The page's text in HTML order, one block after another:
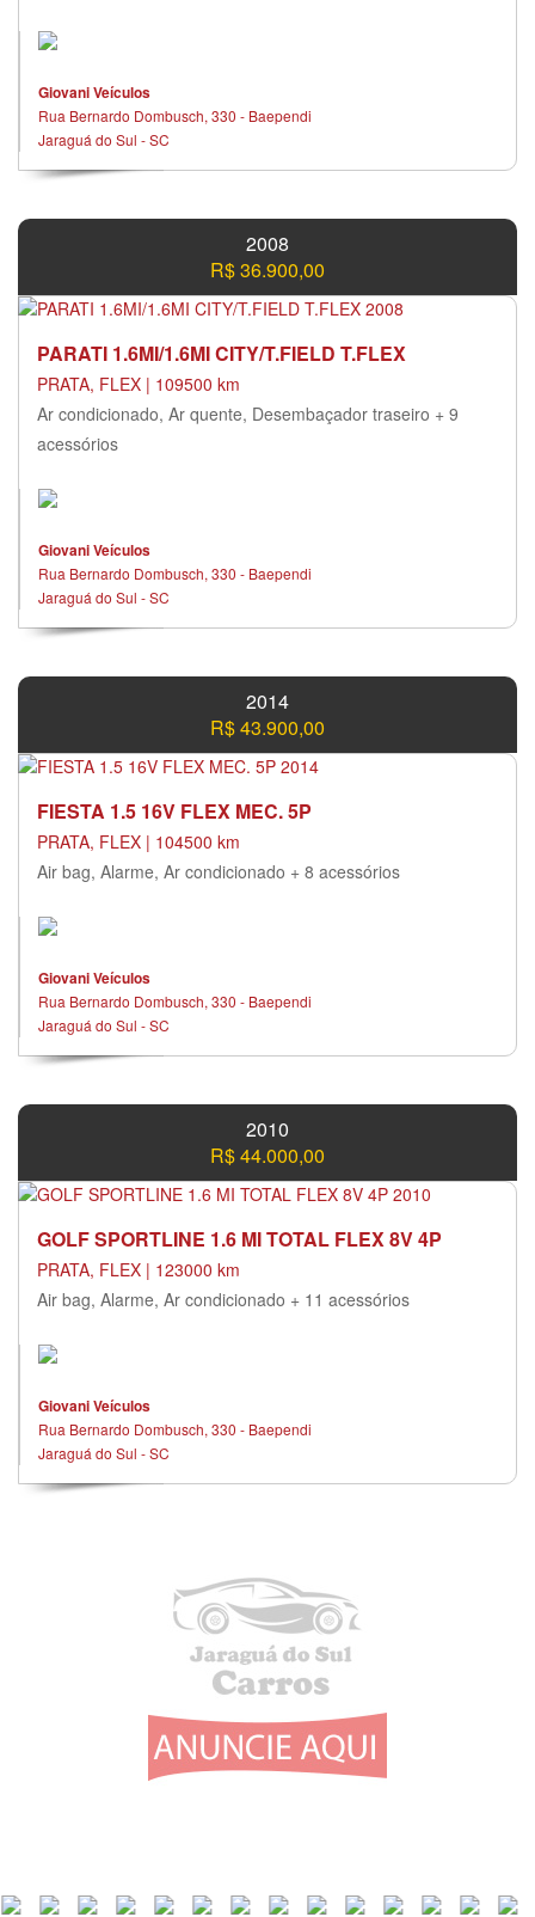
Giovani Veículos
Rua Bernardo Dombusch, 330 - Baependi
Jaraguá do Sul - SC
2008
R$ 36.900,00
PARATI 1.6MI/1.6MI CITY/T.FIELD T.FLEX
PRATA, FLEX | 109500 km
Ar condicionado, Ar quente, Desembaçador traseiro + 9
acessórios
Giovani Veículos
Rua Bernardo Dombusch, 330 - Baependi
Jaraguá do Sul - SC
2014
R$ 43.900,00
FIESTA 1.5 16V FLEX MEC. 5P
PRATA, FLEX | 104500 km
Air bag, Alarme, Ar condicionado + 8 acessórios
Giovani Veículos
Rua Bernardo Dombusch, 330 - Baependi
Jaraguá do Sul - SC
2010
R$ 44.000,00
GOLF SPORTLINE 1.6 MI TOTAL FLEX 8V 4P
PRATA, FLEX | 123000 km
Air bag, Alarme, Ar condicionado + 11 acessórios
Giovani Veículos
Rua Bernardo Dombusch, 330 - Baependi
Jaraguá do Sul - SC